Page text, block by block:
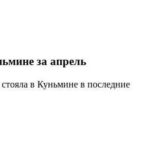
за апрель
в Куньмине в последние